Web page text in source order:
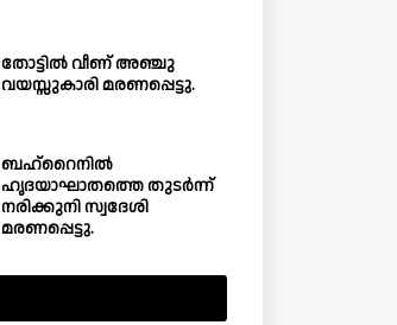
തോട്ടിൽ വീണ് അഞ്ചു
വയസ്സുകാരി മരണപ്പെട്ടു.
ബഹ്‌റൈനിൽ
ഹൃദയാഘാതത്തെ തുടർന്ന്
നരിക്കുനി സ്വദേശി
മരണപ്പെട്ടു.